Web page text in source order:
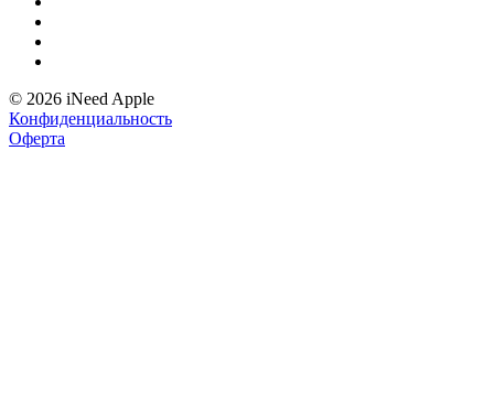
© 2026 iNeed Apple
Конфиденциальность
Оферта